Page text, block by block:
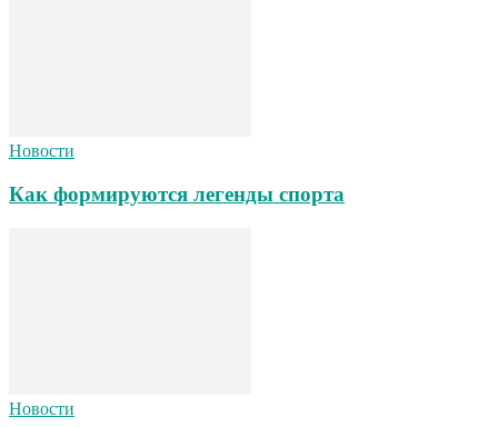
Новости
Как формируются легенды спорта
Новости